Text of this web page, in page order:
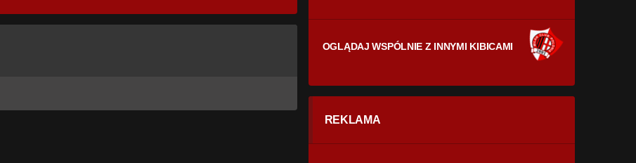
OGLĄDAJ WSPÓLNIE Z INNYMI KIBICAMI
REKLAMA